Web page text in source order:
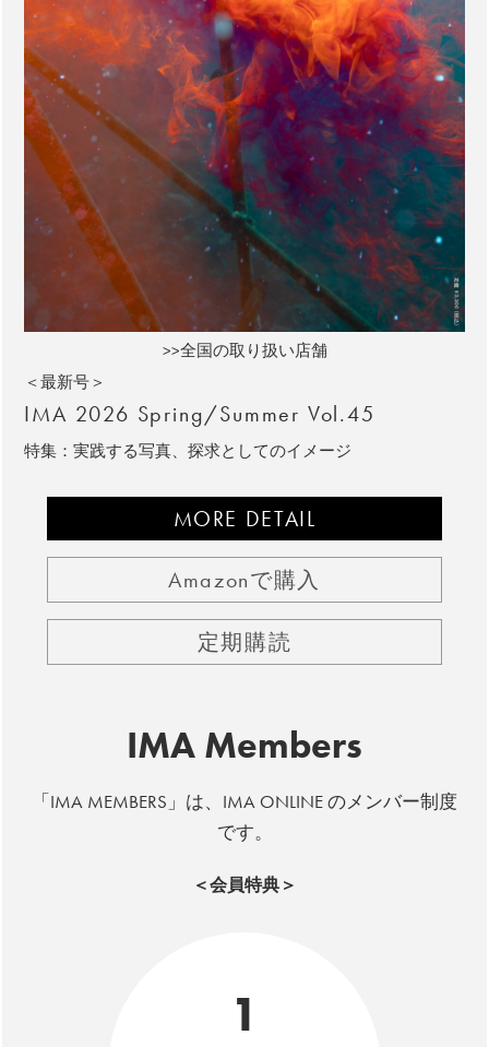
>>全国の取り扱い店舗
＜最新号＞
IMA 2026 Spring/Summer Vol.45
特集：実践する写真、探求としてのイメージ
MORE DETAIL
Amazonで購入
定期購読
IMA Members
「IMA MEMBERS」は、IMA ONLINE のメンバー制度
です。
＜会員特典＞
1